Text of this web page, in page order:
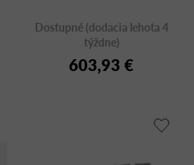
Dostupné (dodacia lehota 4
týždne)
603,93 €